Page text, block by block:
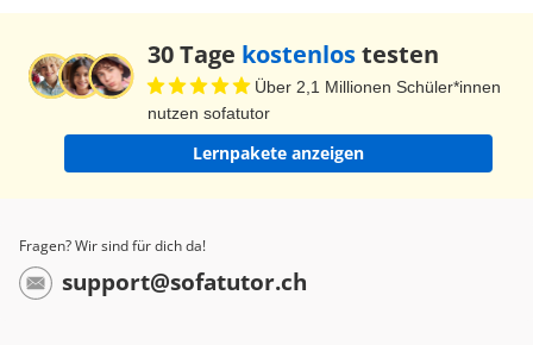
30 Tage kostenlostesten
Über 2,1 Millionen Schüler*innen
nutzen sofatutor
Lernpakete anzeigen
Fragen? Wir sind für dich da!
support@sofatutor.ch